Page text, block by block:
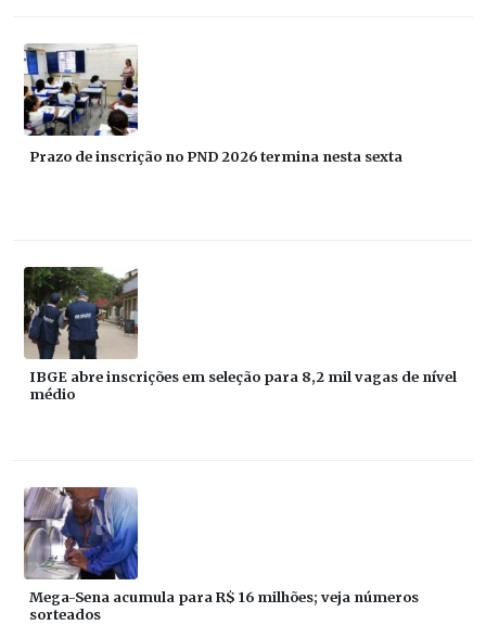
Prazo de inscrição no PND 2026 termina nesta sexta
IBGE abre inscrições em seleção para 8,2 mil vagas de nível
médio
Mega-Sena acumula para R$ 16 milhões; veja números
sorteados